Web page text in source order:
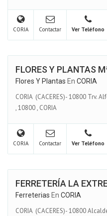
CORIA Contactar Ver Teléfono
FLORES Y PLANTAS
Flores Y Plantas En CORIA
CORIA (CACERES)- 10800 Trv.
,10800, CORIA
CORIA Contactar Ver Teléfono
FERRETERÍA LA
Ferreterias En CORIA
CORIA (CACERES)- 10800